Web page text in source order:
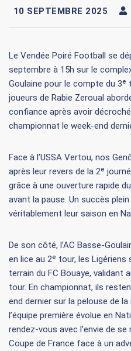
10 SEPTEMBRE 2025
Le Vendée Poiré Football se
septembre à 15h sur le
Goulaine pour le compte du 3ᵉ
joueurs de Rabie Zeroual
confiance après avoir
championnat le week-end
Face à l’USSA Vertou, nos
après leur revers de la 2ᵉ
grâce à une ouverture rapide
avant la pause. Un succès
véritablement leur saison en
De son côté, l’AC Basse-
en lice au 2ᵉ tour, les
terrain du FC Bouaye, validant
tour. En championnat, ils
end dernier sur la pelouse de
l’équipe première évolue en
rendez-vous avec l’envie de
Coupe de France face à un